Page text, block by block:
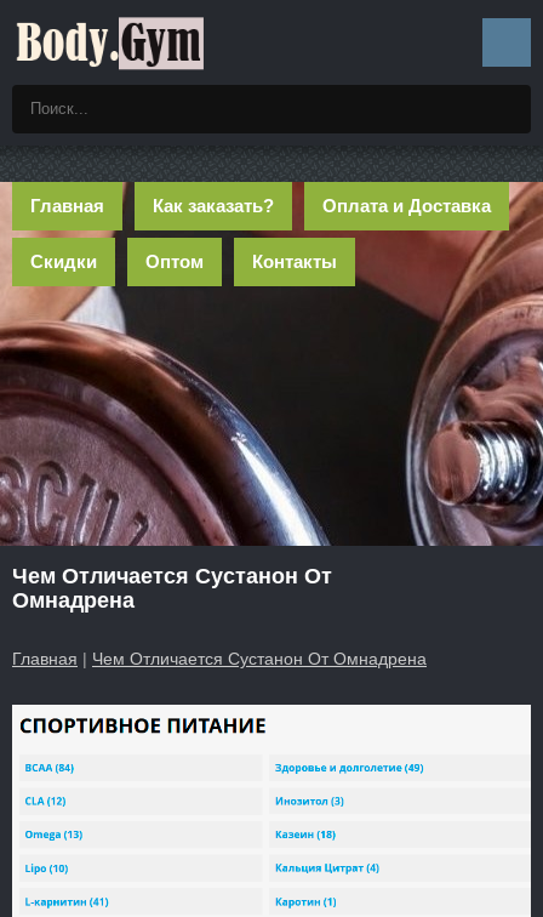
Главная Как заказать? Оплата и Доставка
Скидки Оптом Контакты
Чем Отличается Сустанон От
Омнадрена
Главная | Чем Отличается Сустанон От Омнадрена